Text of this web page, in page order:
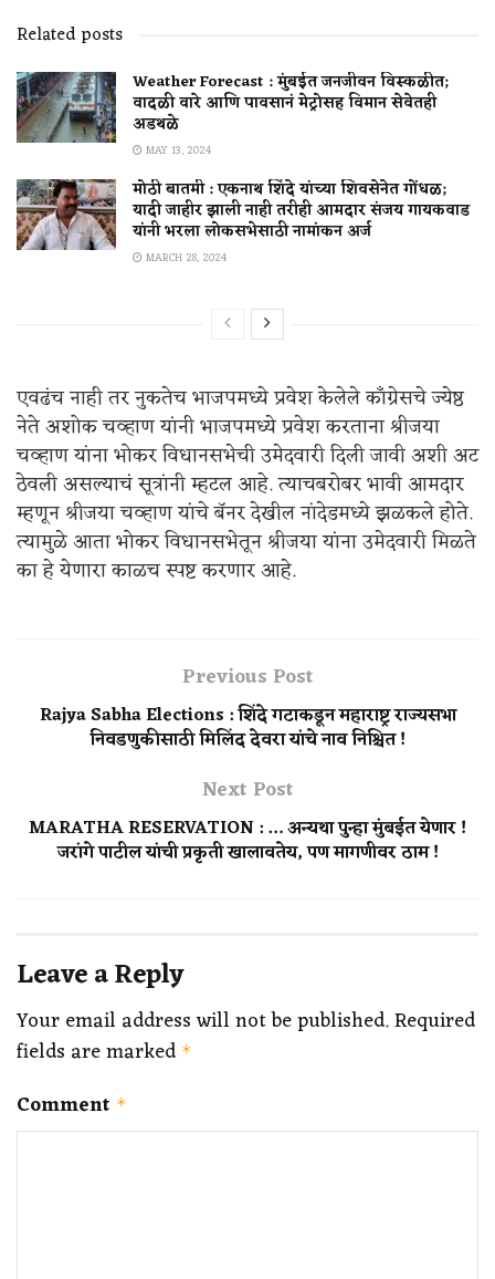
Related posts
Weather Forecast : मुंबईत जनजीवन विस्कळीत;
वादळी वारे आणि पावसानं मेट्रोसह विमान सेवेतही
अडथळे
MAY 13, 2024
मोठी बातमी : एकनाथ शिंदे यांच्या शिवसेनेत गोंधळ;
यादी जाहीर झाली नाही तरीही आमदार संजय गायकवाड
यांनी भरला लोकसभेसाठी नामांकन अर्ज
MARCH 28, 2024
एवढंच नाही तर नुकतेच भाजपमध्ये प्रवेश केलेले काँग्रेसचे ज्येष्ठ
नेते अशोक चव्हाण यांनी भाजपमध्ये प्रवेश करताना श्रीजया
चव्हाण यांना भोकर विधानसभेची उमेदवारी दिली जावी अशी अट
ठेवली असल्याचं सूत्रांनी म्हटल आहे. त्याचबरोबर भावी आमदार
म्हणून श्रीजया चव्हाण यांचे बॅनर देखील नांदेडमध्ये झळकले होते.
त्यामुळे आता भोकर विधानसभेतून श्रीजया यांना उमेदवारी मिळते
का हे येणारा काळच स्पष्ट करणार आहे.
Previous Post
Rajya Sabha Elections : शिंदे गटाकडून महाराष्ट्र राज्यसभा
निवडणुकीसाठी मिलिंद देवरा यांचे नाव निश्चित !
Next Post
MARATHA RESERVATION : … अन्यथा पुन्हा मुंबईत येणार !
जरांगे पाटील यांची प्रकृती खालावतेय, पण मागणीवर ठाम !
Leave a Reply
Your email address will not be published.Required
fields are marked *
Comment *